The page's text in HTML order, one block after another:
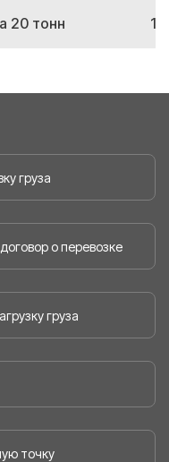
20 тонн
груза
о перевозке
груза
точку